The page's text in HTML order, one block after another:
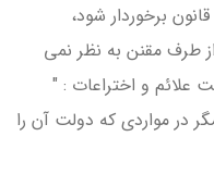
برخوردار شود،
طرف مقنن به نظر نمی
ماده 1 قانون ثبت علائم و اختراعات : "
در مواردی که دولت آن را